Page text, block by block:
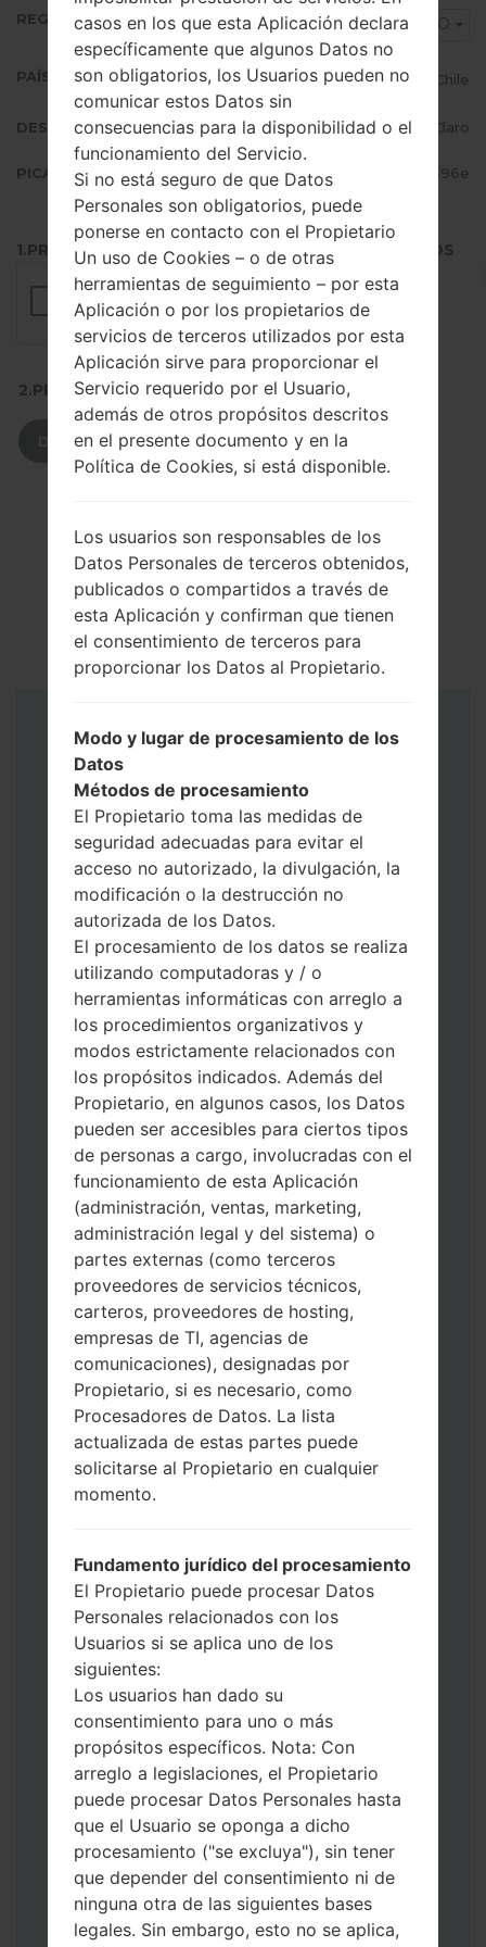
REGIÓN CHO
PAÍS (UN/EL PAÍS) Chile
DESCRIPCIÓN Movistar, ENTEL, Claro
PICADILLO 6c0d8996daac053902a80e2574b0596e
1.PRESIONE EL BOTÓN PARA CARGAR LOS ARCHIVOS
2.PRESIONE PARA DESCARGAR
DESCARGAR
Instrucciones
Descargue a su PC: la última versión de
Odin 3.
A continuación, extraiga el archivo de
firmware.
Debe obtener 1 (si es archivo 1, elíjalo aquí)
o 5 (si es archivo 5, selecciónelo aquí):
AP: "Sistema y Recuperación"
CP: "Módem y Radio"
CSC _ ***: "País y región y operador"
HOME_CSC _ ***: "País y regióny
operador"
Agregue todos los archivos a Odin 3.
Si desea hacer clean flash, use CSC _ *** o
use HOME_CSC _ *** para mantener sus
datos y aplicaciones.
Ahora apague su teléfono y entre al Modo
de Descarga. Cómo hacer todos los
Presione y mantenga presionados la
tecla de Encendido, el botón de Subir
volumen y la tecla de Bixby.
Presione y mantenga presionadas las
teclas de Subir y de Bajar volumen y
luego conecte un cable USB.
Presione y mantenga presionados la
tecla de Encendido, el botón de Bajar
volumen y la tecla de Inicio.
Conecte un cable USB, luego
mantenga presionados el botón de Bixby
y la tecla de Bajar volumen.
Presione y mantenga presionados la
tecla de Encendido y el botón de Subir
volumen.
casos en los que esta Aplicación declara
específicamente que algunos Datos no
son obligatorios, los Usuarios pueden no
comunicar estos Datos sin
consecuencias para la disponibilidad o el
funcionamiento del Servicio.
Si no está seguro de que Datos
Personales son obligatorios, puede
ponerse en contacto con el Propietario
Un uso de Cookies – o de otras
herramientas de seguimiento – por esta
Aplicación o por los propietarios de
servicios de terceros utilizados por esta
Aplicación sirve para proporcionar el
Servicio requerido por el Usuario,
además de otros propósitos descritos
en el presente documento y en la
Política de Cookies, si está disponible.
Los usuarios son responsables de los
Datos Personales de terceros obtenidos,
publicados o compartidos a través de
esta Aplicación y confirman que tienen
el consentimiento de terceros para
proporcionar los Datos al Propietario.
Modo y lugar de procesamiento de los
Datos
Métodos de procesamiento
El Propietario toma las medidas de
seguridad adecuadas para evitar el
acceso no autorizado, la divulgación, la
modificación o la destrucción no
autorizada de los Datos.
El procesamiento de los datos se realiza
utilizando computadoras y / o
herramientas informáticas con arreglo a
los procedimientos organizativos y
modos estrictamente relacionados con
los propósitos indicados. Además del
Propietario, en algunos casos, los Datos
pueden ser accesibles para ciertos tipos
de personas a cargo, involucradas con el
funcionamiento de esta Aplicación
(administración, ventas, marketing,
administración legal y del sistema) o
partes externas (como terceros
proveedores de servicios técnicos,
carteros, proveedores de hosting,
empresas de TI, agencias de
comunicaciones), designadas por
Propietario, si es necesario, como
Procesadores de Datos. La lista
actualizada de estas partes puede
solicitarse al Propietario en cualquier
momento.
Fundamento jurídico del procesamiento
El Propietario puede procesar Datos
Personales relacionados con los
Usuarios si se aplica uno de los
siguientes:
Los usuarios han dado su
consentimiento para uno o más
propósitos específicos. Nota: Con
arreglo a legislaciones, el Propietario
puede procesar Datos Personales hasta
que el Usuario se oponga a dicho
procesamiento ("se excluya"), sin tener
que depender del consentimiento ni de
ninguna otra de las siguientes bases
legales. Sin embargo, esto no se aplica,